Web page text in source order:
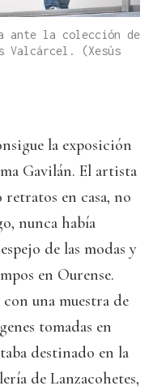
ante la colección de
Valcárcel. (Xesús
la exposición
Gavilán. El artista
retratos en casa, no
nunca había
de las modas y
en Ourense.
una muestra de
tomadas en
destinado en la
de Lanzacohetes,